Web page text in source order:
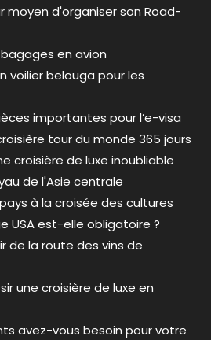
moyen d'organiser son Road-
en avion
voilier belouga pour les
importantes pour l’e-visa
tour du monde 365 jours
croisière de luxe inoubliable
de l'Asie centrale
à la croisée des cultures
USA est-elle obligatoire ?
de la route des vins de
une croisière de luxe en
avez-vous besoin pour votre